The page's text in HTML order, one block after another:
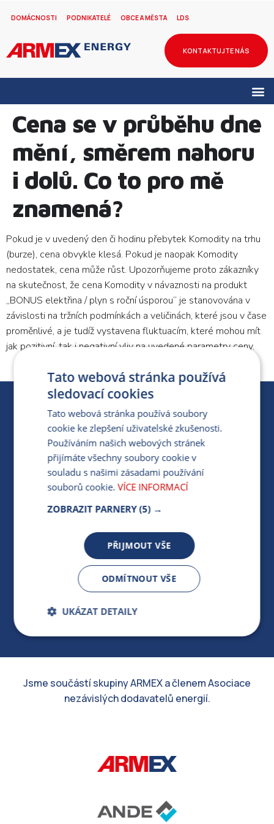
DOMÁCNOSTI PODNIKATELÉ OBCE A MĚSTA LDS
KONTAKTUJTE NÁS
Cena se v průběhu dne
mění, směrem nahoru
i dolů. Co to pro mě
znamená?
Pokud je v uvedený den či hodinu přebytek Komodity na trhu
(burze), cena obvykle klesá. Pokud je naopak Komodity
nedostatek, cena může růst. Upozorňujeme proto zákazníky
na skutečnost, že cena Komodity v návaznosti na produkt
„BONUS elektřina / plyn s roční úsporou“ je stanovována v
závislosti na tržních podmínkách a veličinách, které jsou v čase
proměnlivé, a je tudíž vystavena fluktuacím, které mohou mít
jak pozitivní, tak i negativní vliv na uvedené parametry ceny.
Jsme součástí skupiny ARMEX a členem Asociace
nezávislých dodavatelů energií.
FOND ARMEX
ZÁRUKA ELEKTROMOBILITY
PARTNERSKÝ PORTÁL
PRO MÉDIA
MÁM DOTAZ KE STÁVAJÍCÍ SMLOUVĚ
412 154 154
Tato webová stránka používá
sledovací cookies
Tato webová stránka používá soubory
cookie ke zlepšení uživatelské zkušenosti.
Používáním našich webových stránek
přijímáte všechny soubory cookie v
souladu s našimi zásadami používání
souborů cookie. VÍCE INFORMACÍ
ZOBRAZIT PARNERY (5) →
PŘIJMOUT VŠE
ODMÍTNOUT VŠE
UKÁZAT DETAILY
Bezpodmínečně
Výkonnostní
Cílení souborů
Přísně nutné soubory cookie umožňují základní